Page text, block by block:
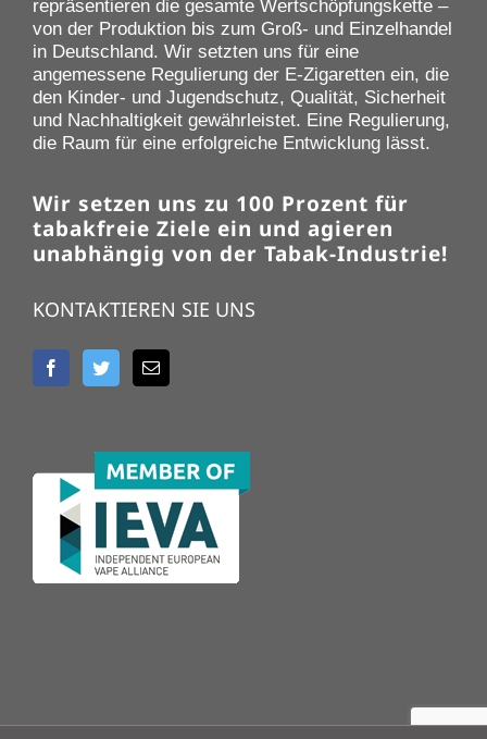
repräsentieren die gesamte Wertschöpfungskette –
von der Produktion bis zum Groß- und Einzelhandel
in Deutschland. Wir setzten uns für eine
angemessene Regulierung der E-Zigaretten ein, die
den Kinder- und Jugendschutz, Qualität, Sicherheit
und Nachhaltigkeit gewährleistet. Eine Regulierung,
die Raum für eine erfolgreiche Entwicklung lässt.
Wir setzen uns zu 100 Prozent für
tabakfreie Ziele ein und agieren
unabhängig von der Tabak-Industrie!
KONTAKTIEREN SIE UNS